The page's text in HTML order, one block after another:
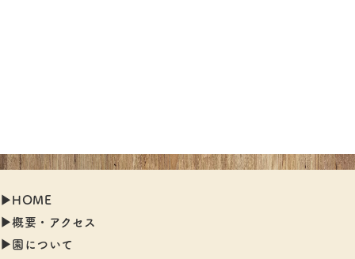
▶︎HOME
▶︎概要・アクセス
▶︎園について